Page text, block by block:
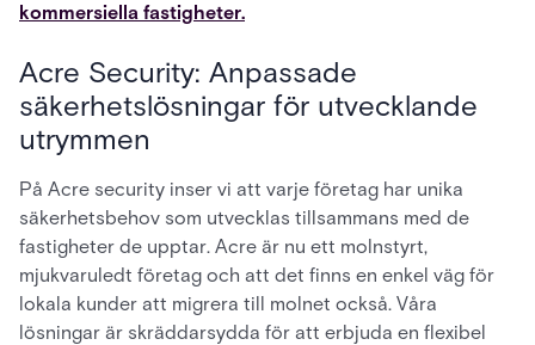
kommersiella fastigheter.
Acre Security: Anpassade
säkerhetslösningar för utvecklande
utrymmen
På Acre security inser vi att varje företag har unika
säkerhetsbehov som utvecklas tillsammans med de
fastigheter de upptar. Acre är nu ett molnstyrt,
mjukvaruledt företag och att det finns en enkel väg för
lokala kunder att migrera till molnet också. Våra
lösningar är skräddarsydda för att erbjuda en flexibel